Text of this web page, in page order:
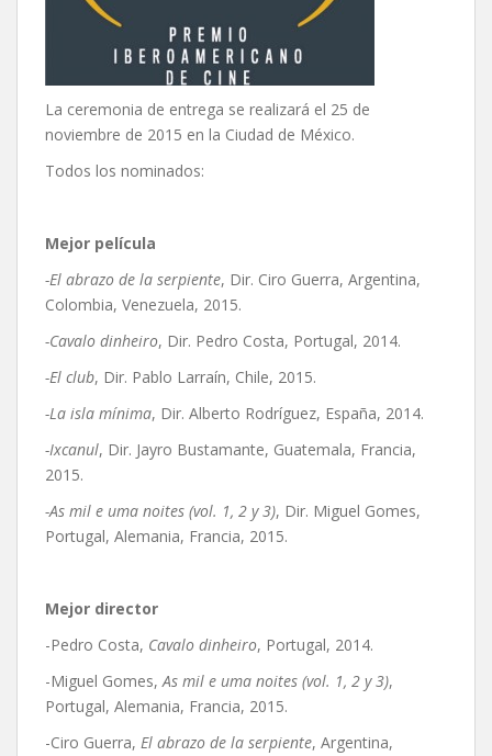
La ceremonia de entrega se realizará el 25 de
noviembre de 2015 en la Ciudad de México.
Todos los nominados:
Mejor película
-El abrazo de la serpiente, Dir. Ciro Guerra, Argentina,
Colombia, Venezuela, 2015.
-Cavalo dinheiro, Dir. Pedro Costa, Portugal, 2014.
-El club, Dir. Pablo Larraín, Chile, 2015.
-La isla mínima, Dir. Alberto Rodríguez, España, 2014.
-Ixcanul, Dir. Jayro Bustamante, Guatemala, Francia,
2015.
-As mil e uma noites (vol. 1, 2 y 3), Dir. Miguel Gomes,
Portugal, Alemania, Francia, 2015.
Mejor director
-Pedro Costa, Cavalo dinheiro, Portugal, 2014.
-Miguel Gomes,As mil e uma noites (vol. 1, 2 y 3),
Portugal, Alemania, Francia, 2015.
-Ciro Guerra, El abrazo de la serpiente, Argentina,